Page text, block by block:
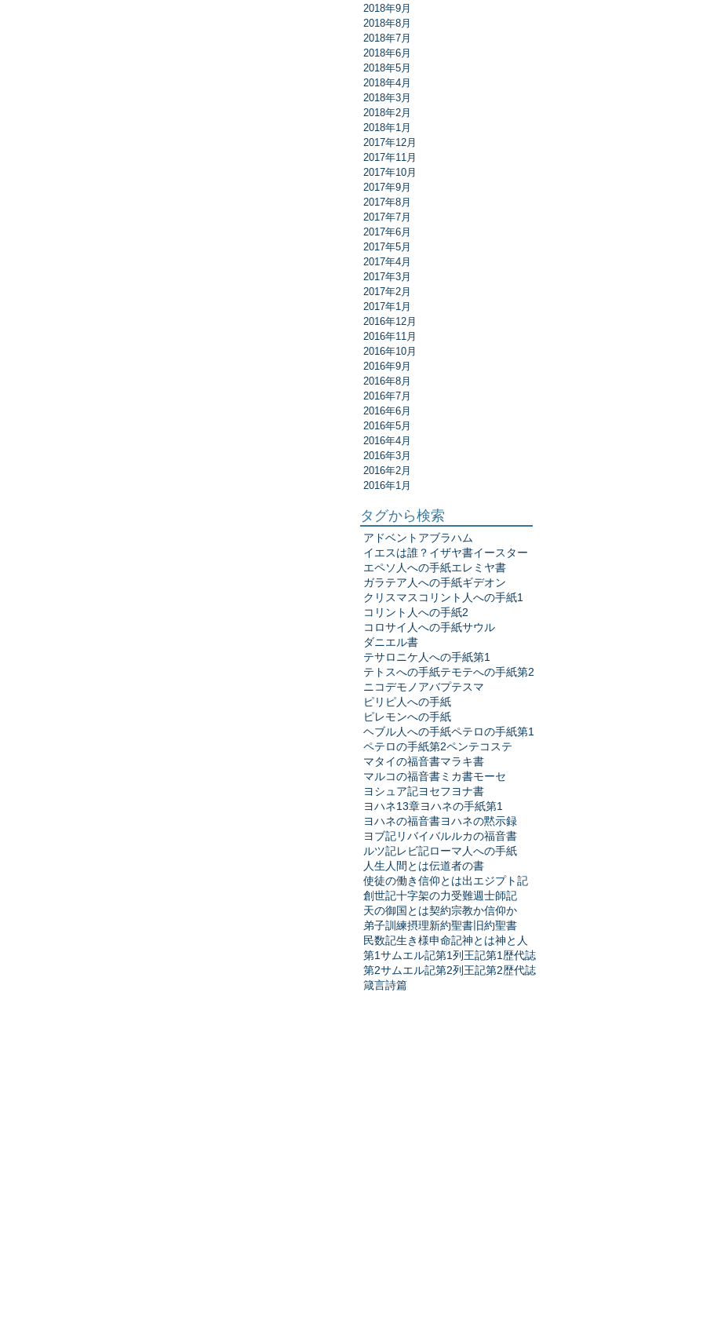
2018年9月
2018年8月
2018年7月
2018年6月
2018年5月
2018年4月
2018年3月
2018年2月
2018年1月
2017年12月
2017年11月
2017年10月
2017年9月
2017年8月
2017年7月
2017年6月
2017年5月
2017年4月
2017年3月
2017年2月
2017年1月
2016年12月
2016年11月
2016年10月
2016年9月
2016年8月
2016年7月
2016年6月
2016年5月
2016年4月
2016年3月
2016年2月
2016年1月
タグから検索
アドベント アブラハム
イエスは誰？ イザヤ書イースター
エペソ人への手紙エレミヤ書
ガラテア人への手紙ギデオン
クリスマス コリント人への手紙1
コリント人への手紙2
コロサイ人への手紙サウル
ダニエル書
テサロニケ人への手紙第1
テトスへの手紙テモテへの手紙第2
ニコデモ ノアバプテスマ
ピリピ人への手紙
ピレモンへの手紙
ヘブル人への手紙ペテロの手紙第1
ペテロの手紙第2ペンテコステ
マタイの福音書マラキ書
マルコの福音書ミカ書モーセ
ヨシュア記ヨセフヨナ書
ヨハネ13章ヨハネの手紙第1
ヨハネの福音書ヨハネの黙示録
ヨブ記リバイバルルカの福音書
ルツ記レビ記ローマ人への手紙
人生 人間とは伝道者の書
使徒の働き信仰とは出エジプト記
創世記十字架の力受難週士師記
天の御国とは契約宗教か信仰か
弟子訓練摂理新約聖書 旧約聖書
民数記生き様申命記神とは神と人
第1サムエル記第1列王記第1歴代誌
第2サムエル記第2列王記第2歴代誌
箴言詩篇